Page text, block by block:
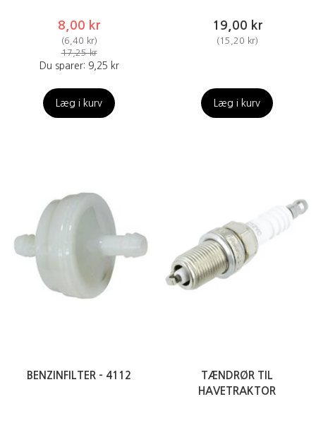
8,00 kr
(6,40 kr)
17,25 kr
Du sparer: 9,25 kr
Læg i kurv
19,00 kr
(15,20 kr)
Læg i kurv
BENZINFILTER - 4112
TÆNDRØR TIL
HAVETRAKTOR